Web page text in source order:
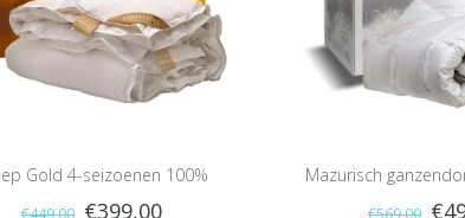
Gold 4-seizoenen 100%
€449,00 €399,00
Mazurisch
€569,00